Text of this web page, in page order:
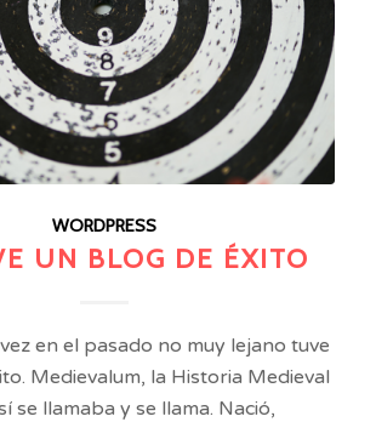
WORDPRESS
UN BLOG DE ÉXITO
en el pasado no muy lejano tuve
Medievalum, la Historia Medieval
se llamaba y se llama. Nació,